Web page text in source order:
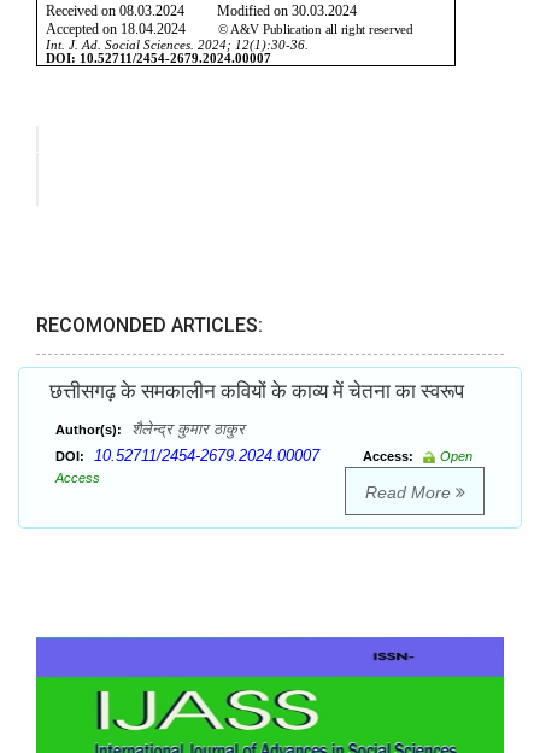
RECOMONDED ARTICLES:
छत्तीसगढ़ के समकालीन कवियों के काव्य में चेतना का स्वरूप
Author(s): शैलेन्द्र कुमार ठाकुर
DOI: 10.52711/2454-2679.2024.00007 Access:
Open
Access
Read More